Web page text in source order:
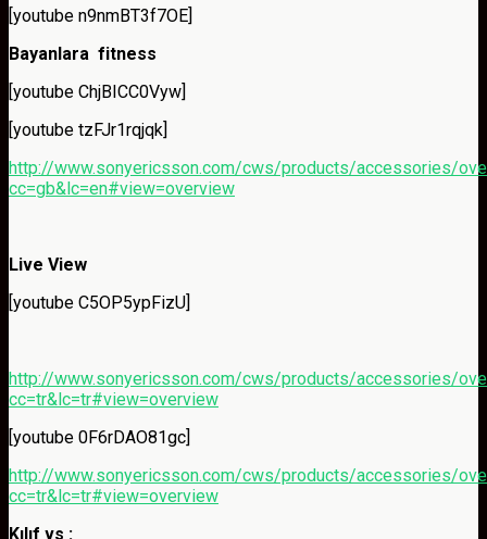
[youtube n9nmBT3f7OE]
Bayanlara fitness
[youtube ChjBICC0Vyw]
[youtube tzFJr1rqjqk]
http://www.sonyericsson.com/cws/products/accessories/
cc=gb&lc=en#view=overview
Live View
[youtube C5OP5ypFizU]
http://www.sonyericsson.com/cws/products/accessories/
cc=tr&lc=tr#view=overview
[youtube 0F6rDAO81gc]
http://www.sonyericsson.com/cws/products/accessories/
cc=tr&lc=tr#view=overview
Kılıf vs :